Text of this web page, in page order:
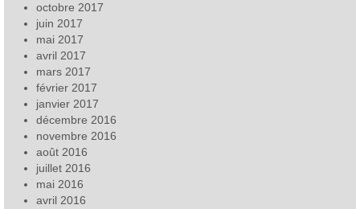
octobre 2017
juin 2017
mai 2017
avril 2017
mars 2017
février 2017
janvier 2017
décembre 2016
novembre 2016
août 2016
juillet 2016
mai 2016
avril 2016